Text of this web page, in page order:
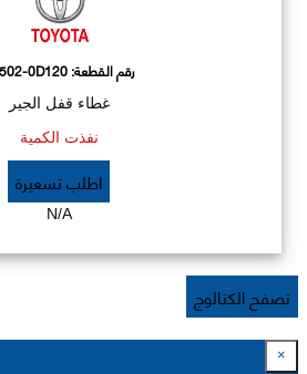
رقم القطعة:0D120
غطاء قفل الجير
نفذت الكمية
اطلب تسعيرة
N/A
تصفح الكتالوج
×